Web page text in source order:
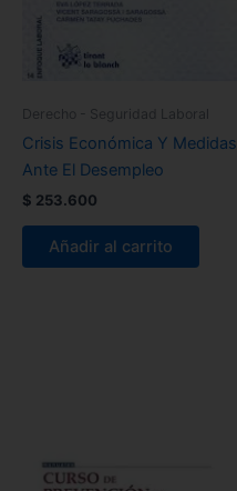
Derecho - Seguridad Laboral
Crisis Económica Y Medidas
Ante El Desempleo
$ 253.600
Añadir al carrito